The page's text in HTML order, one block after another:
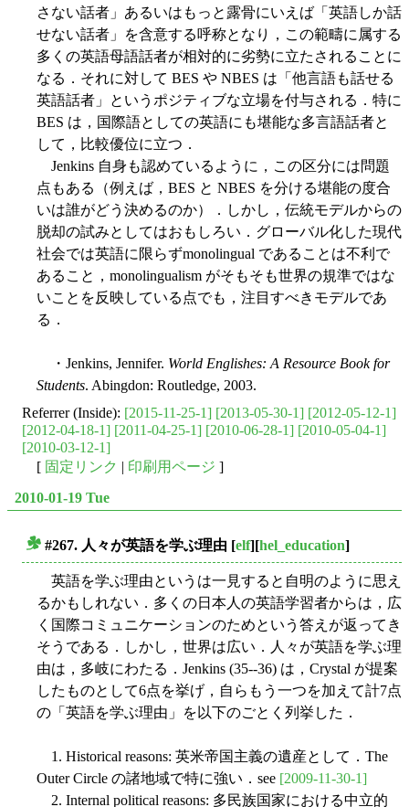
さない話者」あるいはもっと露骨にいえば「英語しか話
せない話者」を含意する呼称となり，この範疇に属する
多くの英語母語話者が相対的に劣勢に立たされることに
なる．それに対して BES や NBES は「他言語も話せる
英語話者」というポジティブな立場を付与される．特に
BES は，国際語としての英語にも堪能な多言語話者と
して，比較優位に立つ．
Jenkins 自身も認めているように，この区分には問題
点もある（例えば，BES と NBES を分ける堪能の度合
いは誰がどう決めるのか）．しかし，伝統モデルからの
脱却の試みとしてはおもしろい．グローバル化した現代
社会では英語に限らずmonolingual であることは不利で
あること，monolingualism がそもそも世界の規準ではな
いことを反映している点でも，注目すべきモデルであ
る．
・Jenkins, Jennifer. World Englishes: A Resource Book for
Students. Abingdon: Routledge, 2003.
Referrer (Inside): [2015-11-25-1] [2013-05-30-1] [2012-05-12-1]
[2012-04-18-1] [2011-04-25-1] [2010-06-28-1] [2010-05-04-1]
[2010-03-12-1]
[ 固定リンク | 印刷用ページ ]
2010-01-19 Tue
#267. 人々が英語を学ぶ理由 [elf][hel_education]
英語を学ぶ理由というは一見すると自明のように思え
るかもしれない．多くの日本人の英語学習者からは，広
く国際コミュニケーションのためという答えが返ってき
そうである．しかし，世界は広い．人々が英語を学ぶ理
由は，多岐にわたる．Jenkins (35--36) は，Crystal が提案
したものとして6点を挙げ，自らもう一つを加えて計7点
の「英語を学ぶ理由」を以下のごとく列挙した．
1. Historical reasons: 英米帝国主義の遺産として．The
Outer Circle の諸地域で特に強い．see [2009-11-30-1]
2. Internal political reasons: 多民族国家における中立的